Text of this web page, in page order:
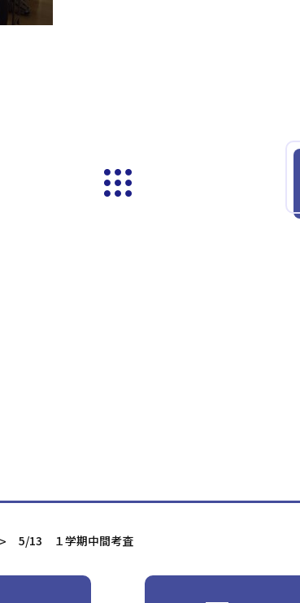
5/13 １学期中間考査